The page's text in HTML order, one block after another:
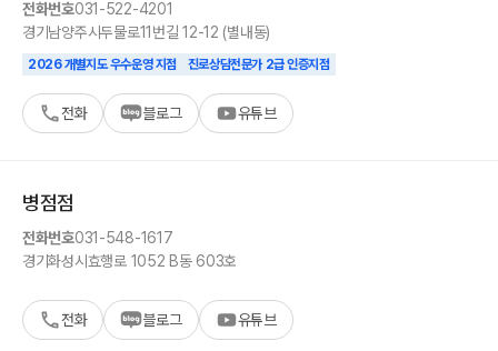
전화번호031-522-4201
경기 남양주시두물로11번길 12-12 (별내동)
2026 개별지도 우수운영 지점 진로상담전문가 2급 인증지점
전화 블로그 유튜브
병점점
전화번호031-548-1617
경기화성시효행로 1052 B동 603호
전화 블로그 유튜브